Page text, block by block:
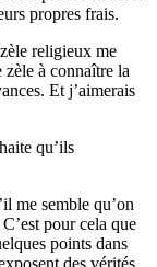
propres frais.
religieux me
zèle à connaître la
Et j’aimerais
qu’ils
me semble qu’on
pour cela que
points dans
des vérités